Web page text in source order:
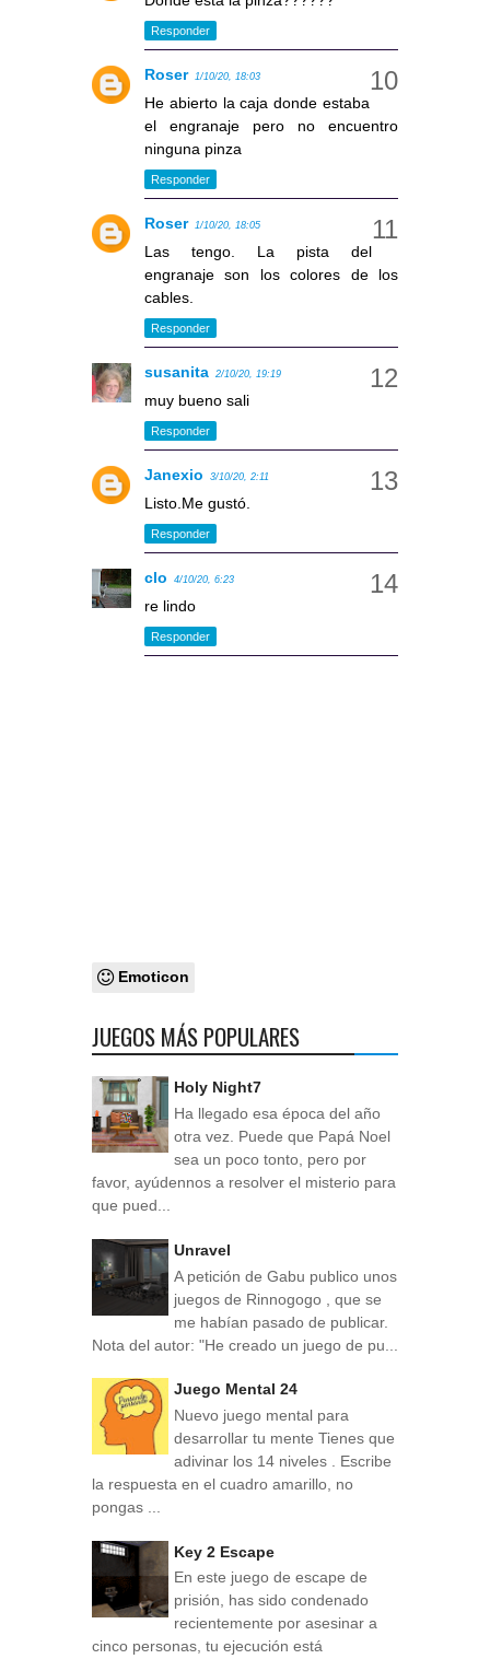
Responder
Roser 1/10/20, 18:03
He abierto la caja donde estaba
el engranaje pero no encuentro
ninguna pinza
Responder
Roser 1/10/20, 18:05
Las tengo. La pista del
engranaje son los colores de los
cables.
Responder
susanita 2/10/20, 19:19
muy bueno sali
Responder
Janexio 3/10/20, 2:11
Listo.Me gustó.
Responder
clo 4/10/20, 6:23
re lindo
Responder
Emoticon
JUEGOS MÁS POPULARES
Holy Night7
Ha llegado esa época del año
otra vez. Puede que Papá Noel
sea un poco tonto, pero por
favor, ayúdennos a resolver el misterio para
que pued...
Unravel
A petición de Gabu publico unos
juegos de Rinnogogo , que se
me habían pasado de publicar.
Nota del autor: "He creado un juego de pu...
Juego Mental 24
Nuevo juego mental para
desarrollar tu mente Tienes que
adivinar los 14 niveles . Escribe
la respuesta en el cuadro amarillo, no
pongas ...
Key 2 Escape
En este juego de escape de
prisión, has sido condenado
recientemente por asesinar a
cinco personas, tu ejecución está